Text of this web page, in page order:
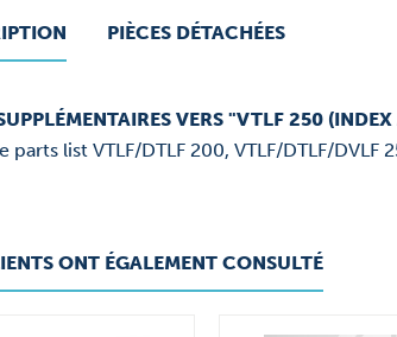
PIÈCES DÉTACHÉES
VERS "VTLF 250
parts list VTLF/DTLF 200, VTLF/DTLF/DVLF
ONT ÉGALEMENT CONSULTÉ